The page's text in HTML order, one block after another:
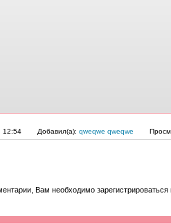
12:54 Добавил(а): qweqwe qweqwe
Вам необходимо зарегистрироваться